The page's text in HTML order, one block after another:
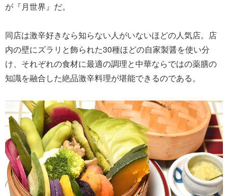
が『月世界』だ。
同店は激辛好きなら知らない人がいないほどの人気店。店
内の壁にズラリと飾られた30種ほどの自家製醤を使い分
け、それぞれの食材に最適の調理と中華ならではの薬膳の
知識を融合した絶品激辛料理が堪能できるのである。